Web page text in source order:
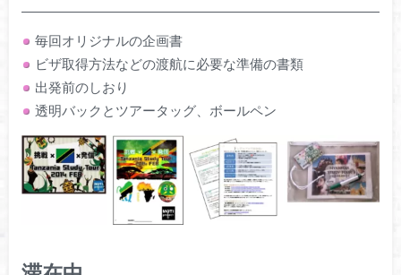
毎回オリジナルの企画書
ビザ取得方法などの渡航に必要な準備の書類
出発前のしおり
透明バックとツアータッグ、ボールペン